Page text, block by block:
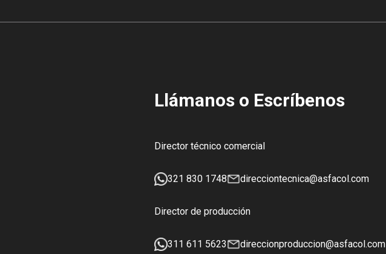
Llámanos o Escríbenos
Director técnico comercial
321 830 1748 direcciontecnica@asfacol.com
Director de producción
311 611 5623 direccionproduccion@asfacol.com